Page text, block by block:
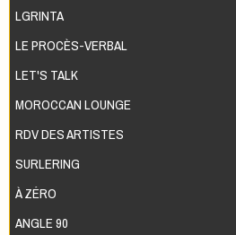
LGRINTA
LE PROCÈS-VERBAL
LET'S TALK
MOROCCAN LOUNGE
RDV DES ARTISTES
SURLERING
À ZÉRO
ANGLE 90